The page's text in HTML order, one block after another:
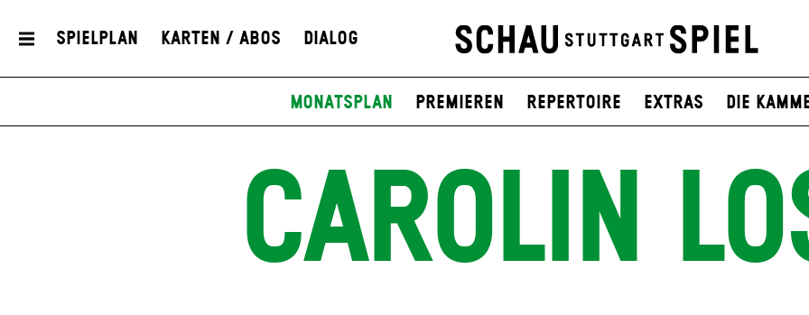
Spielplan Karten / Abos Dialog
Monatsplan Premieren Repertoire Extras Die
CAROLIN